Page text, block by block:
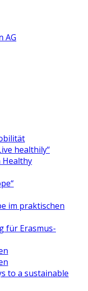
AG
healthily“
Healthy
im praktischen
für Erasmus-
to a sustainable